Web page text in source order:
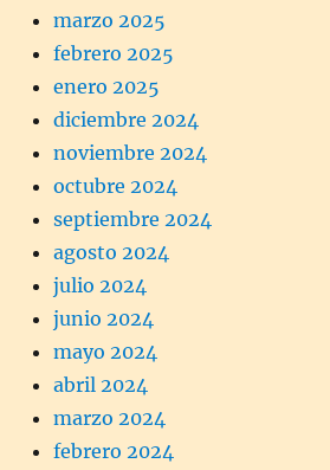
marzo 2025
febrero 2025
enero 2025
diciembre 2024
noviembre 2024
octubre 2024
septiembre 2024
agosto 2024
julio 2024
junio 2024
mayo 2024
abril 2024
marzo 2024
febrero 2024